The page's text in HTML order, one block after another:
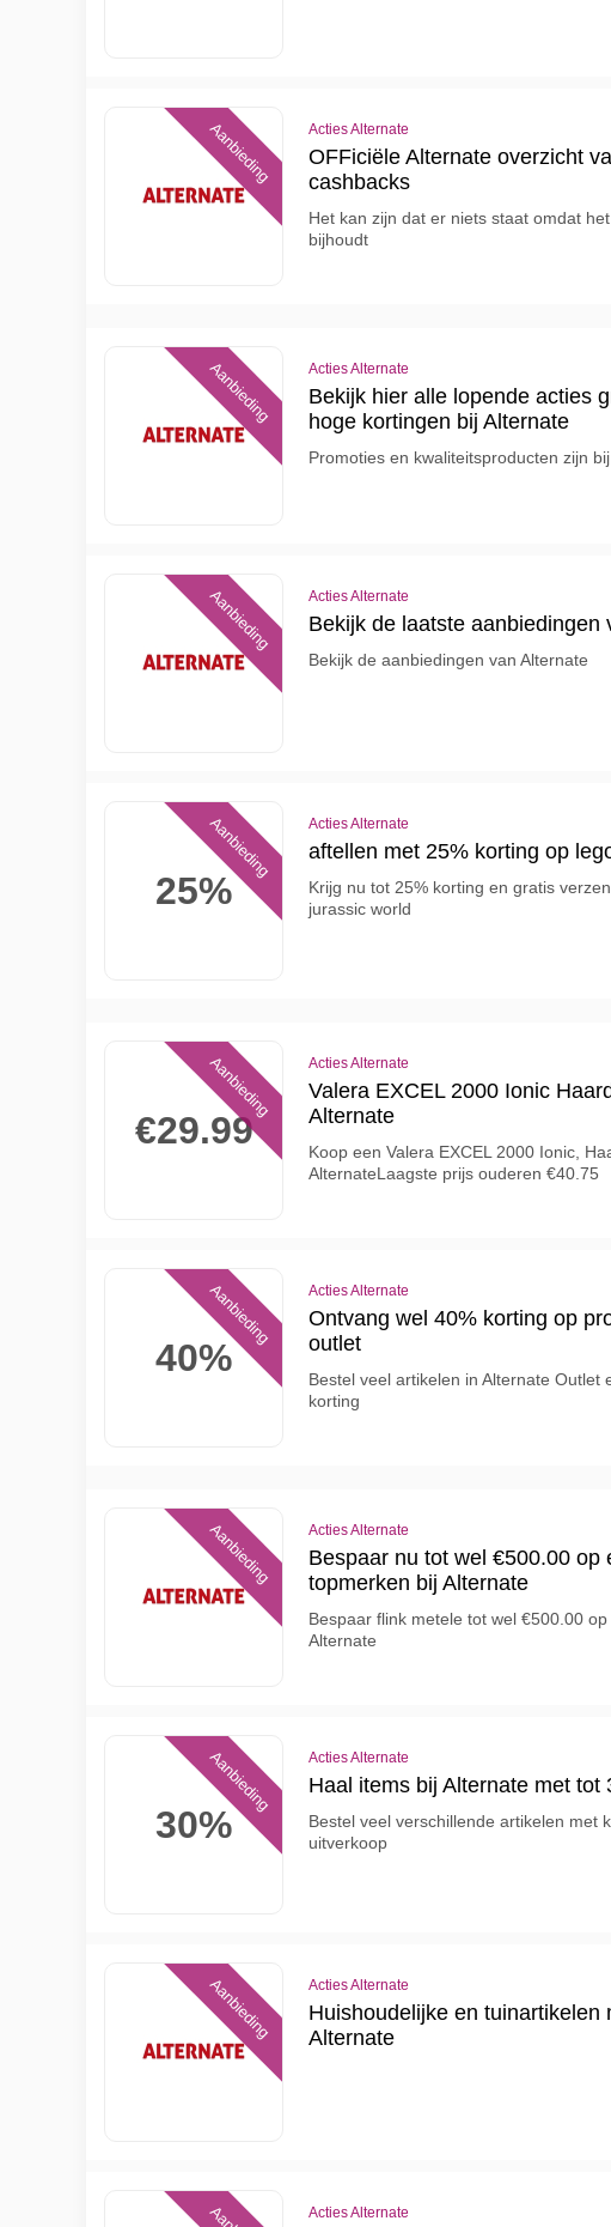
Aanbieding Acties Alternate
OFFiciële Alternate overzicht
cashbacks
Het kan zijn dat er niets staat omdat
bijhoudt
Aanbieding Acties Alternate
Bekijk hier alle lopende acties
hoge kortingen bij Alternate
Promoties en kwaliteitsproducten zijn
Aanbieding Acties Alternate
Bekijk de laatste aanbiedingen
Bekijk de aanbiedingen van Alternate
25%
Aanbieding Acties Alternate
aftellen met 25% korting op
Krijg nu tot 25% korting en gratis
jurassic world
€29.99
Aanbieding Acties Alternate
Valera EXCEL 2000 Ionic
Alternate
Koop een Valera EXCEL 2000 Ionic,
AlternateLaagste prijs ouderen €40.75
40%
Aanbieding Acties Alternate
Ontvang wel 40% korting op
outlet
Bestel veel artikelen in Alternate Outlet
korting
Aanbieding Acties Alternate
Bespaar nu tot wel €500.00 op
topmerken bij Alternate
Bespaar flink metele tot wel €500.00
Alternate
30%
Aanbieding Acties Alternate
Haal items bij Alternate met tot
Bestel veel verschillende artikelen met
uitverkoop
Aanbieding Acties Alternate
Huishoudelijke en tuinartikelen
Alternate
Acties Alternate